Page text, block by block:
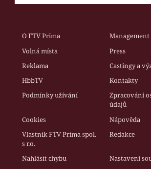
O FTV Prima
Management
Volná místa
Press
Reklama
Castingy a
HbbTV
Kontakty
Podmínky užívání
Zpracování
údajů
Cookies
Nápověda
Vlastník FTV Prima spol.
s r.o.
Redakce
Nahlásit chybu Nastavení